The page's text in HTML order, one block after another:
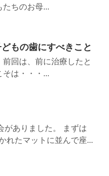
ちのお母...
もの歯にすべきこと
回は、前に治療したと
は・・・...
がありました。 まずは
れたマットに並んで座...